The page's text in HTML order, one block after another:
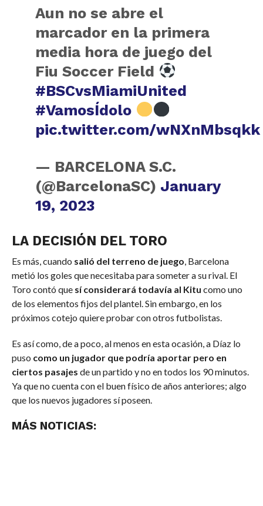
Aun no se abre el
marcador en la primera
media hora de juego del
Fiu Soccer Field
#BSCvsMiamiUnited
#VamosÍdolo
pic.twitter.com/wNXnMbsqkk
— BARCELONA S.C.
(@BarcelonaSC) January
19, 2023
LA DECISIÓN DEL TORO
Es más, cuando salió del terreno de juego, Barcelona
metió los goles que necesitaba para someter a su rival. El
Toro contó que sí considerará todavía al Kitu como uno
de los elementos fijos del plantel. Sin embargo, en los
próximos cotejo quiere probar con otros futbolistas.
Es así como, de a poco, al menos en esta ocasión, a Díaz lo
puso como un jugador que podría aportar pero en
ciertos pasajes de un partido y no en todos los 90 minutos.
Ya que no cuenta con el buen físico de años anteriores; algo
que los nuevos jugadores sí poseen.
MÁS NOTICIAS: